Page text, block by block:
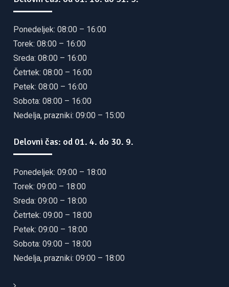
Ponedeljek: 08:00 – 16:00
Torek: 08:00 – 16:00
Sreda: 08:00 – 16:00
Četrtek: 08:00 – 16:00
Petek: 08:00 – 16:00
Sobota: 08:00 – 16:00
Nedelja, prazniki: 09:00 – 15:00
Delovni čas: od 01. 4. do 30. 9.
Ponedeljek: 09:00 – 18:00
Torek: 09:00 – 18:00
Sreda: 09:00 – 18:00
Četrtek: 09:00 – 18:00
Petek: 09:00 – 18:00
Sobota: 09:00 – 18:00
Nedelja, prazniki: 09:00 – 18:00